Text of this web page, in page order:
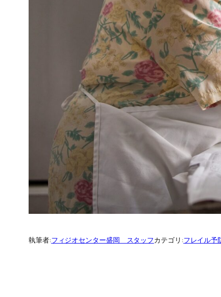
執筆者:フィジオセンター盛岡 スタッフカテゴリ:フレイル予